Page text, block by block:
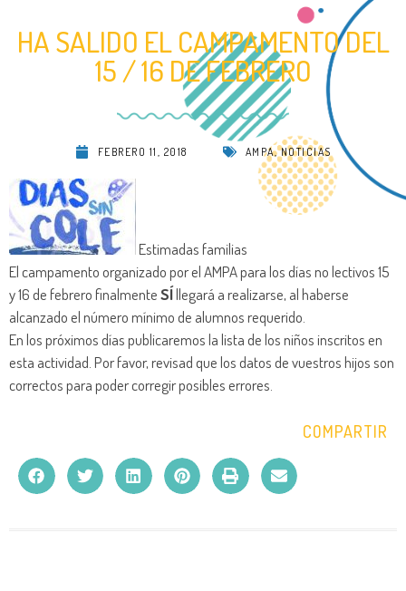
HA SALIDO EL CAMPAMENTO DEL
15 / 16 DE FEBRERO
FEBRERO 11, 2018 AMPA,NOTICIAS
Estimadas familias
El campamento organizado por el AMPA para los días no lectivos 15
y 16 de febrero finalmenteSÍllegará a realizarse, al haberse
alcanzado el número mínimo de alumnos requerido.
En los próximos días publicaremos la lista de los niños inscritos en
esta actividad. Por favor, revisad que los datos de vuestros hijos son
correctos para poder corregir posibles errores.
COMPARTIR